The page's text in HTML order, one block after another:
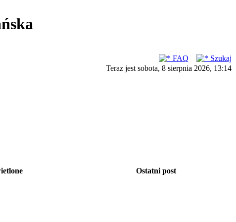
FAQ
Szukaj
Teraz jest sobota, 8 sierpnia 2026, 13:14
Ostatni post